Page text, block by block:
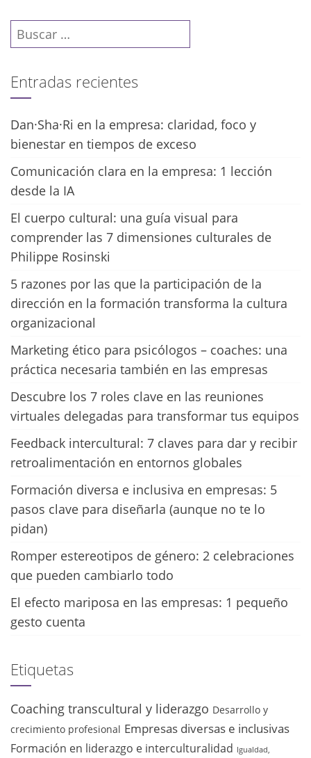
Buscar:
Entradas recientes
Dan·Sha·Ri en la empresa: claridad, foco y
bienestar en tiempos de exceso
Comunicación clara en la empresa: 1 lección
desde la IA
El cuerpo cultural: una guía visual para
comprender las 7 dimensiones culturales de
Philippe Rosinski
5 razones por las que la participación de la
dirección en la formación transforma la cultura
organizacional
Marketing ético para psicólogos – coaches: una
práctica necesaria también en las empresas
Descubre los 7 roles clave en las reuniones
virtuales delegadas para transformar tus equipos
Feedback intercultural: 7 claves para dar y recibir
retroalimentación en entornos globales
Formación diversa e inclusiva en empresas: 5
pasos clave para diseñarla (aunque no te lo
pidan)
Romper estereotipos de género: 2 celebraciones
que pueden cambiarlo todo
El efecto mariposa en las empresas: 1 pequeño
gesto cuenta
Etiquetas
Coaching transcultural y liderazgo Desarrollo y
crecimiento profesional Empresas diversas e inclusivas
Formación en liderazgo e interculturalidad Igualdad,